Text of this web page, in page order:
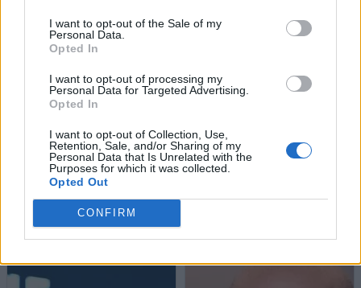
I want to opt-out of the Sale of my
Personal Data.
Opted In
I want to opt-out of processing my
Personal Data for Targeted Advertising.
Opted In
I want to opt-out of Collection, Use,
Retention, Sale, and/or Sharing of my
Personal Data that Is Unrelated with the
Purposes for which it was collected.
Opted Out
CONFIRM
TAGS Melten Βόλος εγκαίνια
Facebook Twitter Pinterest
Σχετικά άρθρα